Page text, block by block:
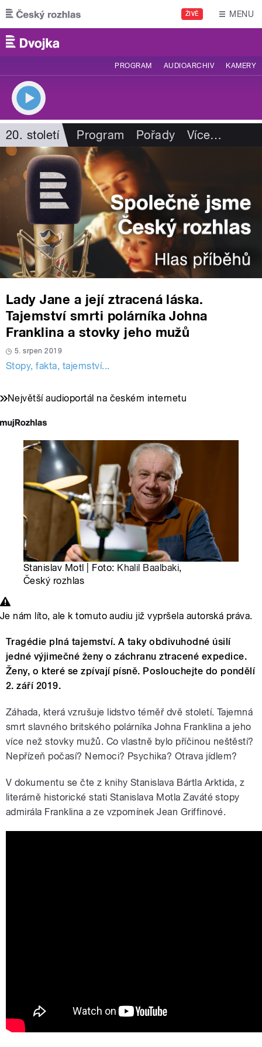
Přejít k hlavnímu obsahu
ŽIVĚ MENU
PROGRAM AUDIOARCHIV KAMERY
20. století Program Pořady Více…
Lady Jane a její ztracená láska.
Tajemství smrti polárníka Johna
Franklina a stovky jeho mužů
5. srpen 2019
Stopy, fakta, tajemství...
Největší audioportál na českém internetu
Stanislav Motl | Foto: Khalil Baalbaki,
Český rozhlas
Je nám líto, ale k tomuto audiu již vypršela autorská práva.
Tragédie plná tajemství. A taky obdivuhodné úsilí
jedné výjimečné ženy o záchranu ztracené expedice.
Ženy, o které se zpívají písně. Poslouchejte do pondělí
2. září 2019.
Záhada, která vzrušuje lidstvo téměř dvě století. Tajemná
smrt slavného britského polárníka Johna Franklina a jeho
více než stovky mužů. Co vlastně bylo příčinou neštěstí?
Nepřízeň počasí? Nemoci? Psychika? Otrava jídlem?
V dokumentu se čte z knihy Stanislava Bártla Arktida, z
literárně historické stati Stanislava Motla Zaváté stopy
admirála Franklina a ze vzpomínek Jean Griffinové.